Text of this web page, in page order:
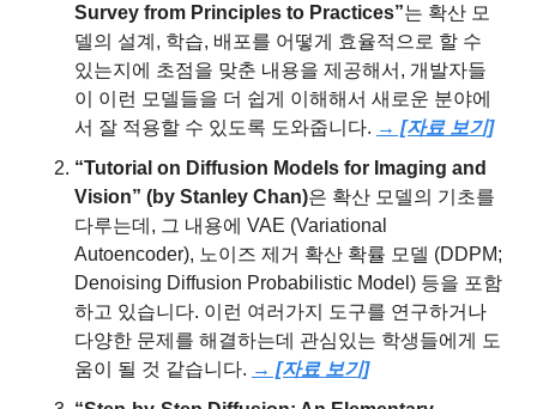
Survey from Principles to Practices”는 확산 모
델의 설계, 학습, 배포를 어떻게 효율적으로 할 수
있는지에 초점을 맞춘 내용을 제공해서, 개발자들
이 이런 모델들을 더 쉽게 이해해서 새로운 분야에
서 잘 적용할 수 있도록 도와줍니다. → [자료 보기]
“Tutorial on Diffusion Models for Imaging and
Vision” (by Stanley Chan)은 확산 모델의 기초를
다루는데, 그 내용에 VAE (Variational
Autoencoder), 노이즈 제거 확산 확률 모델 (DDPM;
Denoising Diffusion Probabilistic Model) 등을 포함
하고 있습니다. 이런 여러가지 도구를 연구하거나
다양한 문제를 해결하는데 관심있는 학생들에게 도
움이 될 것 같습니다. → [자료 보기]